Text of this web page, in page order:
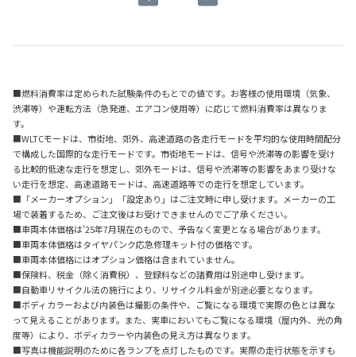
■燃料消費率は定められた試験条件のもとでの値です。お客様の使用環境（気象、
渋滞等）や運転方法（急発進、エアコン使用等）に応じて燃料消費率は異なりま
す。
■WLTCモードは、市街地、郊外、高速道路の各走行モードを平均的な使用時間配分
で構成した国際的な走行モードです。市街地モードは、信号や渋滞等の影響を受け
る比較的低速な走行を想定し、郊外モードは、信号や渋滞等の影響をあまり受けな
い走行を想定、高速道路モードは、高速道路等での走行を想定しています。
■「メーカーオプション」「設定あり」はご注文時に申し受けます。メーカーの工
場で装着するため、ご注文後はお受けできませんのでご了承ください。
■車両本体価格は'25年7月現在のもので、予告なく変更となる場合があります。
■車両本体価格はタイヤパンク応急修理キット付の価格です。
■車両本体価格にはオプション価格は含まれていません。
■保険料、税金（除く消費税）、登録料などの諸費用は別途申し受けます。
■自動車リサイクル法の施行により、リサイクル料金が別途必要となります。
■ボディカラーおよび内装色は撮影の条件や、ご覧になる環境で実際の色とは異な
って見えることがあります。また、実車においてもご覧になる環境（屋内外、光の角
度等）により、ボディカラーや内装色の見え方は異なります。
■写真は機能説明のために各ランプを点灯したものです。実際の走行状態を示すも